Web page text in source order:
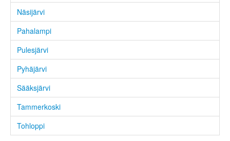
Näsijärvi
Pahalampi
Pulesjärvi
Pyhäjärvi
Sääksjärvi
Tammerkoski
Tohloppi